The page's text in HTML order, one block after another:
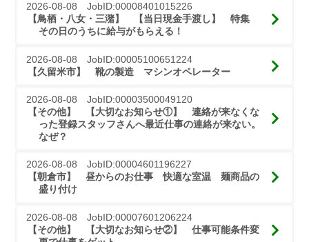
2026-08-08 JobID:00008401015226
【鳥栖・八女・三潴】 【当日現金手渡し】　特集
その日のうちに給与がもらえる！
2026-08-08 JobID:00005100651224
【久留米市】 靴の製造　マシンオペレーター
2026-08-08 JobID:00003500049120
【その他】 【大切なお知らせ①】　連絡が来なくな
った登録スタッフさんへ最近仕事の連絡が来ない。
なぜ？
2026-08-08 JobID:00004601196227
【朝倉市】 昼からのお仕事　快適な室温　麺商品の
盛り付け
2026-08-08 JobID:00007601206224
【その他】 【大切なお知らせ②】　仕事可能条件変